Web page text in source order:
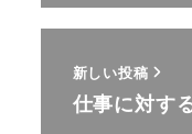
新しい投稿
仕事に対す